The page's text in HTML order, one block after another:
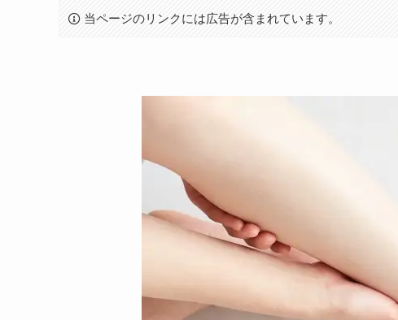
当ページのリンクには広告が含まれています。